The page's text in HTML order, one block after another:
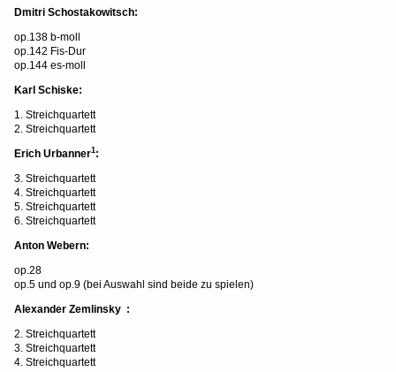
Dmitri Schostakowitsch:
op.138 b-moll
op.142 Fis-Dur
op.144 es-moll
Karl Schiske:
1. Streichquartett
2. Streichquartett
Erich Urbanner1:
3. Streichquartett
4. Streichquartett
5. Streichquartett
6. Streichquartett
Anton Webern:
op.28
op.5 und op.9 (bei Auswahl sind beide zu spielen)
Alexander Zemlinsky :
2. Streichquartett
3. Streichquartett
4. Streichquartett